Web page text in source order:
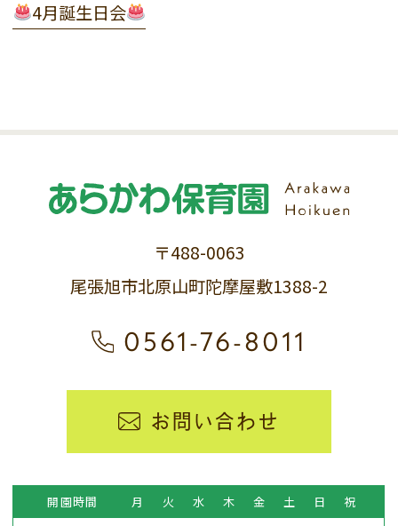
4月誕生日会
〒488-0063
尾張旭市北原山町陀摩屋敷1388-2
0561-76-8011
お問い合わせ
開園時間 月 火 水 木 金 土 日
祝